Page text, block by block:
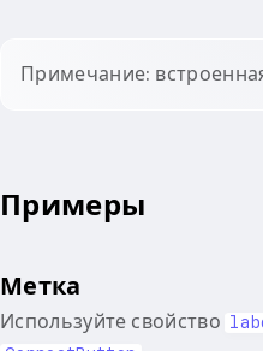
Примечание:
Примеры
Метка
Используйте свойство